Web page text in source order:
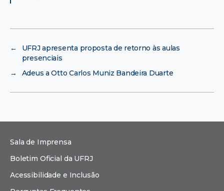
←
UFRJ apresenta proposta de retorno às aulas
presenciais
→
Adeus a Otto Carlos Muniz Bandeira Duarte
Sala de Imprensa
Boletim Oficial da UFRJ
Acessibilidade e Inclusão